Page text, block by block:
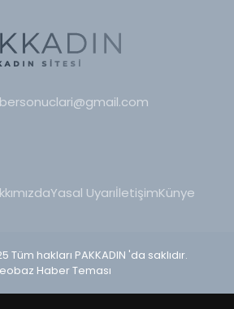
Yasal UyarıİletişimKünye
hakları PAKKADIN 'da saklıdır.
Haber Teması